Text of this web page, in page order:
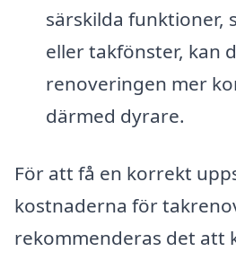
särskilda funktioner,
eller takfönster, kan
renoveringen mer
därmed dyrare.
För att få en korrekt
kostnaderna för
rekommenderas det att